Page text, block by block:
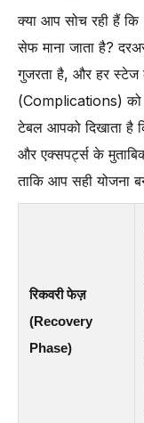
क्या आप सोच रही हैं कि
सेफ माना जाता है?
गुजरता है, और हर स्टेज
(Complications) को
टेबल आपको दिखाता है
और एक्सपर्ट्स के
ताकि आप सही योजना
रिकवरी फेज़
(Recovery
Phase)